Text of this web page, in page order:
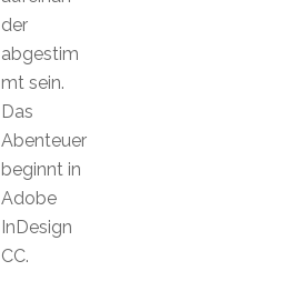
der
abgestim
mt sein.
Das
Abenteuer
beginnt in
Adobe
InDesign
CC.